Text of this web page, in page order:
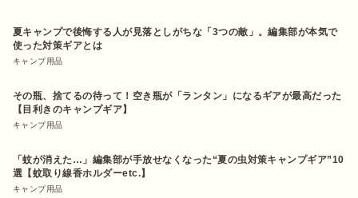
夏キャンプで後悔する人が見落としがちな「3つの敵」。編集部が本気で
使った対策ギアとは
キャンプ用品
その瓶、捨てるの待って！空き瓶が「ランタン」になるギアが最高だった
【目利きのキャンプギア】
キャンプ用品
「蚊が消えた…」編集部が手放せなくなった“夏の虫対策キャンプギア”10
選【蚊取り線香ホルダーetc.】
キャンプ用品